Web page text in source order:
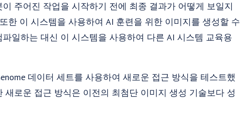
주어진 작업을 시작하기 전에 최종 결과가 어떻게 보일지
한 이 시스템을 사용하여 AI 훈련을 위한 이미지를 생성할 수
일하는 대신 이 시스템을 사용하여 다른 AI 시스템 교육용
데이터 세트를 사용하여 새로운 접근 방식을 테스트했
로운 접근 방식은 이전의 최첨단 이미지 생성 기술보다 성